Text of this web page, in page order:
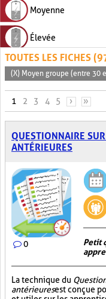
Moyenne
Élevée
TOUTES LES FICHES
(X) Moyen groupe (entre 30
PAGES
1 2 3 4 5 › »
QUESTIONNAIRE
ANTÉRIEURES
0
Petit
La technique du
antérieuresest conçue